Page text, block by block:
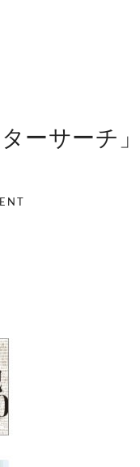
ーサーチ